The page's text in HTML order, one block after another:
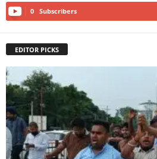
0 Subscribers
EDITOR PICKS